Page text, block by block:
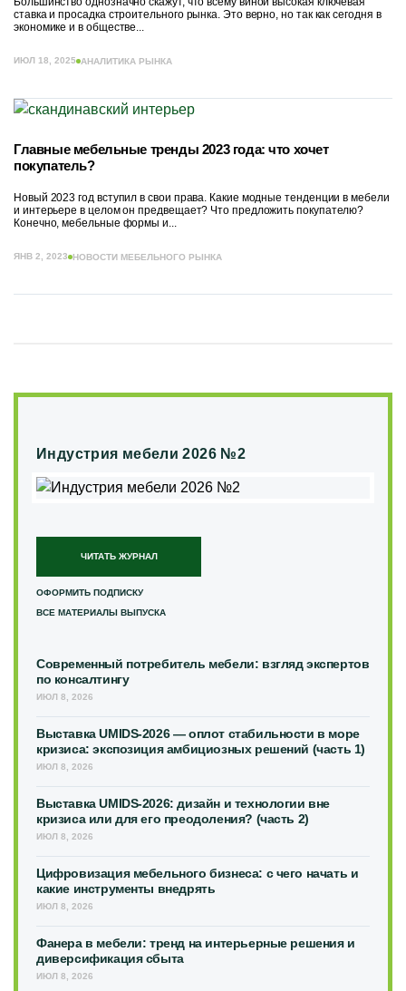
ставка и просадка строительного рынка. Это верно, но так как сегодня в
экономике и в обществе...
ИЮЛ 18, 2025 АНАЛИТИКА РЫНКА
Главные мебельные тренды 2023 года: что хочет
покупатель?
Новый 2023 год вступил в свои права. Какие модные тенденции в мебели
и интерьере в целом он предвещает? Что предложить покупателю?
Конечно, мебельные формы и...
ЯНВ 2, 2023 НОВОСТИ МЕБЕЛЬНОГО РЫНКА
Индустрия мебели 2026 №2
ЧИТАТЬ ЖУРНАЛ
ОФОРМИТЬ ПОДПИСКУ
ВСЕ МАТЕРИАЛЫ ВЫПУСКА
Современный потребитель мебели: взгляд экспертов
по консалтингу
ИЮЛ 8, 2026
Выставка UMIDS-2026 — оплот стабильности в море
кризиса: экспозиция амбициозных решений (часть 1)
ИЮЛ 8, 2026
Выставка UMIDS-2026: дизайн и технологии вне
кризиса или для его преодоления? (часть 2)
ИЮЛ 8, 2026
Цифровизация мебельного бизнеса: с чего начать и
какие инструменты внедрять
ИЮЛ 8, 2026
Фанера в мебели: тренд на интерьерные решения и
диверсификация сбыта
ИЮЛ 8, 2026